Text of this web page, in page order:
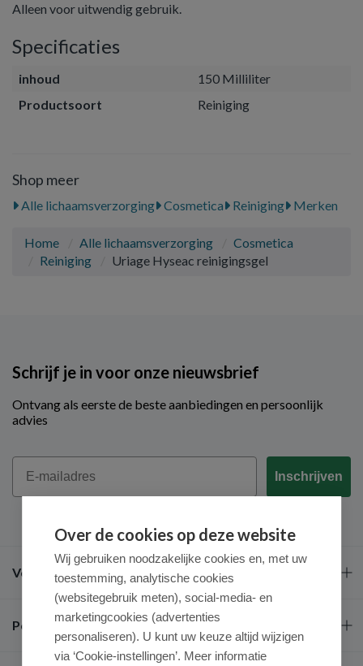
Alleen voor uitwendig gebruik.
Specificaties
inhoud
150 Milliliter
Productsoort
Reiniging
Shop meer
Alle lichaamsverzorging Cosmetica Reiniging Merken
Home Alle lichaamsverzorging
Cosmetica
Reiniging
Uriage Hyseac reinigingsgel
Schrijf je in voor onze nieuwsbrief
Ontvang als eerste de beste aanbiedingen en persoonlijk
advies
Email
Inschrijven
Veel gestelde vragen
Populaire merken
Over de cookies op deze website
Wij gebruiken noodzakelijke cookies en, met uw
toestemming, analytische cookies
(websitegebruik meten), social-media- en
marketingcookies (advertenties
personaliseren). U kunt uw keuze altijd wijzigen
via ‘Cookie-instellingen’. Meer informatie